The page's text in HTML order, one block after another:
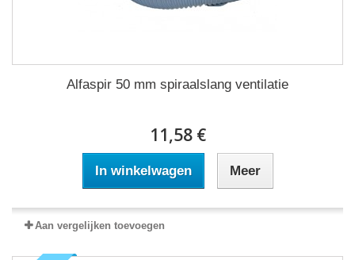
Alfaspir 50 mm spiraalslang ventilatie
11,58 €
In winkelwagen Meer
Aan vergelijken toevoegen